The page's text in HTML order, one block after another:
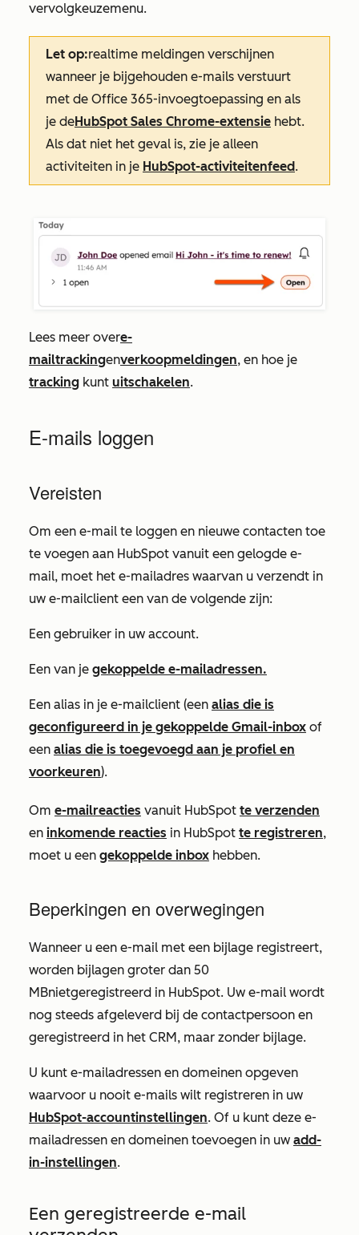
vervolgkeuzemenu.
Let op:realtime meldingen verschijnen
wanneer je bijgehouden e-mails verstuurt
met de Office 365-invoegtoepassing en als
je deHubSpot Sales Chrome-extensie hebt.
Als dat niet het geval is, zie je alleen
activiteiten in je HubSpot-activiteitenfeed.
Lees meer overe-
mailtrackingenverkoopmeldingen, en hoe je
tracking kunt uitschakelen.
E-mails loggen
Vereisten
Om een e-mail te loggen en nieuwe contacten toe
te voegen aan HubSpot vanuit een gelogde e-
mail, moet het e-mailadres waarvan u verzendt in
uw e-mailclient een van de volgende zijn:
Een gebruiker in uw account.
Een van je gekoppelde e-mailadressen.
Een alias in je e-mailclient (een alias die is
geconfigureerd in je gekoppelde Gmail-inbox of
een alias die is toegevoegd aan je profiel en
voorkeuren).
Om e-mailreacties vanuit HubSpot te verzenden
en inkomende reacties in HubSpot te registreren,
moet u een gekoppelde inbox hebben.
Beperkingen en overwegingen
Wanneer u een e-mail met een bijlage registreert,
worden bijlagen groter dan 50
MBnietgeregistreerd in HubSpot. Uw e-mail wordt
nog steeds afgeleverd bij de contactpersoon en
geregistreerd in het CRM, maar zonder bijlage.
U kunt e-mailadressen en domeinen opgeven
waarvoor u nooit e-mails wilt registreren in uw
HubSpot-accountinstellingen. Of u kunt deze e-
mailadressen en domeinen toevoegen in uw add-
in-instellingen.
Een geregistreerde e-mail